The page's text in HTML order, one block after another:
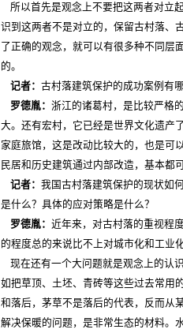
所以首先是观念上不要把这两者对立
识到这两者不是对立的，保留古村落、
了正确的观念，就可以有很多种不同层
的。
记者：古村落建筑保护的成功案例有哪
罗德胤：浙江的诸葛村，是比较严格
大。还有宏村，它已经是世界文化遗产
家庭旅馆，这是改动比较大的，也是可
民居和历史建筑通过内部改造，基本都
记者：我国古村落建筑保护的现状如
是什么？具体的应对策略是什么？
罗德胤：近年来，对古村落的重视程
的程度总的来说比不上对城市化和工业
现在还有一个大问题就是观念上的认
如把草顶、土坯、青砖等这些过去常用
和落后，茅草不是落后的代表，反而从
解决保暖的问题，是非常生态的材料。